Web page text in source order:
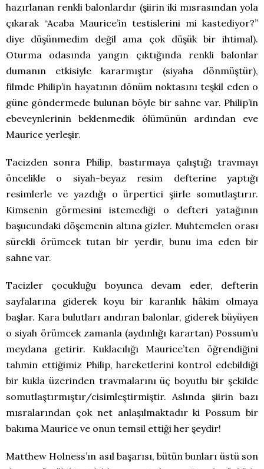
hazırlanan renkli balonlardır (şiirin iki mısrasından yola
çıkarak “Acaba Maurice’in testislerini mi kastediyor?”
diye düşünmedim değil ama çok düşük bir ihtimal).
Oturma odasında yangın çıktığında renkli balonlar
dumanın etkisiyle kararmıştır (siyaha dönmüştür),
filmde Philip’in hayatının dönüm noktasını teşkil eden o
güne göndermede bulunan böyle bir sahne var. Philip’in
ebeveynlerinin beklenmedik ölümünün ardından eve
Maurice yerleşir.
Tacizden sonra Philip, bastırmaya çalıştığı travmayı
öncelikle o siyah-beyaz resim defterine yaptığı
resimlerle ve yazdığı o ürpertici şiirle somutlaştırır.
Kimsenin görmesini istemediği o defteri yatağının
başucundaki döşemenin altına gizler. Muhtemelen orası
sürekli örümcek tutan bir yerdir, bunu ima eden bir
sahne var.
Tacizler çocukluğu boyunca devam eder, defterin
sayfalarına giderek koyu bir karanlık hâkim olmaya
başlar. Kara bulutları andıran balonlar, giderek büyüyen
o siyah örümcek zamanla (aydınlığı karartan) Possum’u
meydana getirir. Kuklacılığı Maurice’ten öğrendiğini
tahmin ettiğimiz Philip, hareketlerini kontrol edebildiği
bir kukla üzerinden travmalarını üç boyutlu bir şekilde
somutlaştırmıştır/cisimleştirmiştir. Aslında şiirin bazı
mısralarından çok net anlaşılmaktadır ki Possum bir
bakıma Maurice ve onun temsil ettiği her şeydir!
Matthew Holness’ın asıl başarısı, bütün bunları üstü son